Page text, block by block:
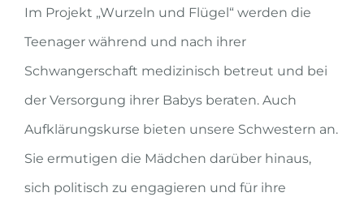
Im Projekt „Wurzeln und Flügel“ werden die
Teenager während und nach ihrer
Schwangerschaft medizinisch betreut und bei
der Versorgung ihrer Babys beraten. Auch
Aufklärungskurse bieten unsere Schwestern an.
Sie ermutigen die Mädchen darüber hinaus,
sich politisch zu engagieren und für ihre